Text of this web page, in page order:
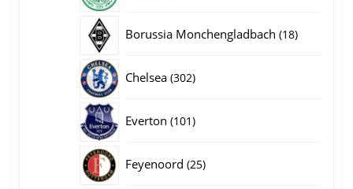
Borussia Monchengladbach 1818
Chelsea 302302
Everton 101101
Feyenoord 2525